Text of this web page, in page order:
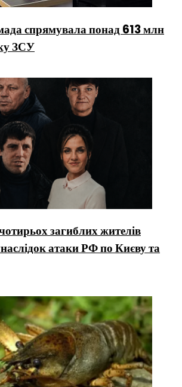
спрямувала понад 613 млн
ЗСУ
загиблих жителів
атаки РФ по Києву та